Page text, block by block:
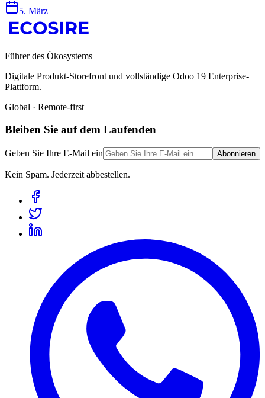
5. März
Führer des Ökosystems
Digitale Produkt-Storefront und vollständige Odoo 19 Enterprise-
Plattform.
Global · Remote-first
Bleiben Sie auf dem Laufenden
Geben Sie Ihre E-Mail ein Abonnieren
Kein Spam. Jederzeit abbestellen.